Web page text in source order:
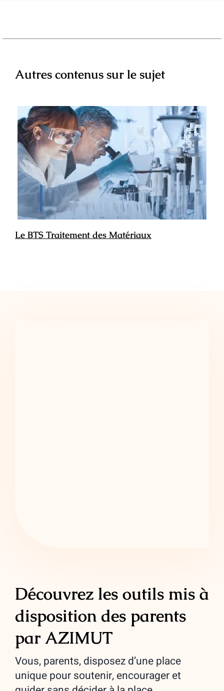
Autres contenus sur le sujet
Le BTS Traitement des Matériaux
Découvrez les outils mis à
disposition des parents
par AZIMUT
Vous, parents, disposez d’une place
unique pour soutenir, encourager et